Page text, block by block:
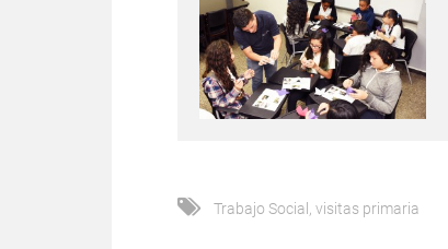
Trabajo Social visitas primaria